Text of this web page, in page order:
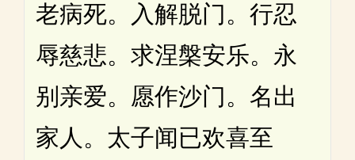
老病死。入解脱门。行忍
辱慈悲。求涅槃安乐。永
别亲爱。愿作沙门。名出
家人。太子闻已欢喜至